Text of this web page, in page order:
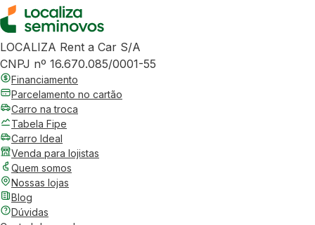
LOCALIZA Rent a Car S/A
CNPJ nº 16.670.085/0001-55
Financiamento
Parcelamento no cartão
Carro na troca
Tabela Fipe
Carro Ideal
Venda para lojistas
Quem somos
Nossas lojas
Blog
Dúvidas